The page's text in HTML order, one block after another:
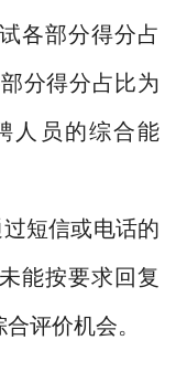
各部分得分占
分得分占比为
人员的综合能
短信或电话的
能按要求回复
评价机会。